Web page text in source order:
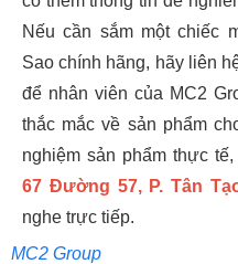
Nếu cần sắm một chiếc
Sao chính hãng, hãy liên
để nhân viên của MC2
thắc mắc về sản phẩm
nghiệm sản phẩm thực
67 Đường 57, P. Tân
nghe trực tiếp.
MC2 Group